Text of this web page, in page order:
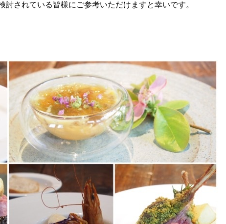
討されている皆様にご参考いただけますと幸いです。